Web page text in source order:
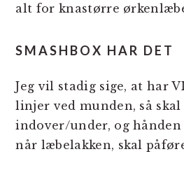
alt for knastørre
SMASHBOX HAR DET
Jeg vil stadig sige, at har
linjer ved munden, så
indover/under, og hånden
når læbelakken, skal